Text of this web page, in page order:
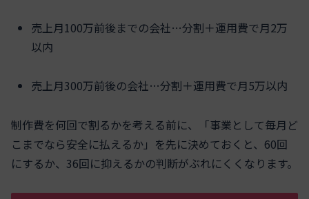
売上月100万前後までの会社…分割＋運用費で月2万
以内
売上月300万前後の会社…分割＋運用費で月5万以内
制作費を何回で割るかを考える前に、「事業として毎月ど
こまでなら安全に払えるか」を先に決めておくと、60回
にするか、36回に抑えるかの判断がぶれにくくなります。